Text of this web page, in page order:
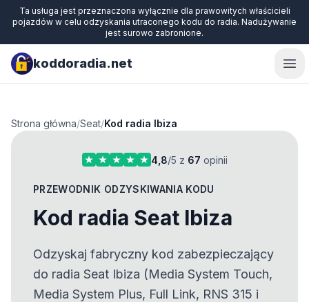
Ta usługa jest przeznaczona wyłącznie dla prawowitych właścicieli
pojazdów w celu odzyskania utraconego kodu do radia. Nadużywanie
jest surowo zabronione.
koddoradia.net
Strona główna/Seat/Kod radia Ibiza
4,8/5 z 67 opinii
PRZEWODNIK ODZYSKIWANIA KODU
Kod radia Seat Ibiza
Odzyskaj fabryczny kod zabezpieczający
do radia Seat Ibiza (Media System Touch,
Media System Plus, Full Link, RNS 315 i